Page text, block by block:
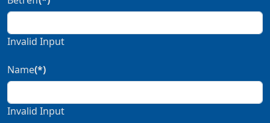
Invalid Input
Name(*)
Invalid Input